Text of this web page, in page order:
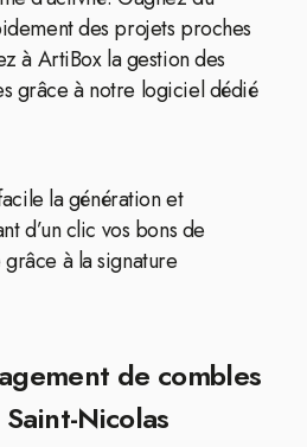
des projets proches
à ArtiBox la gestion des
grâce à notre logiciel dédié
la génération et
d’un clic vos bons de
à la signature
de combles
Nicolas